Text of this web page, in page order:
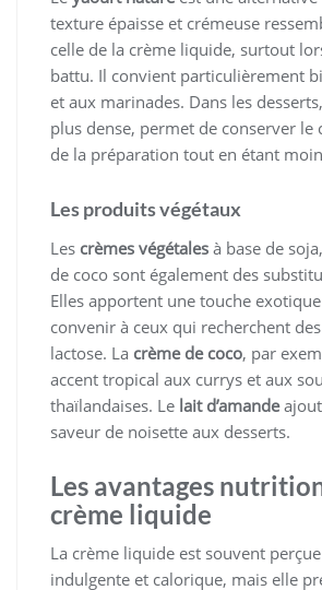
texture épaisse et crémeuse
celle de la crème liquide, surtout
battu. Il convient particulièrement
et aux marinades. Dans les
plus dense, permet de conserver le
de la préparation tout en étant
Les produits végétaux
Les crèmes végétales à base de
de coco sont également des
Elles apportent une touche
convenir à ceux qui recherchent
lactose. La crème de coco, par
accent tropical aux currys et aux
thaïlandaises. Le lait d’amande
saveur de noisette aux desserts.
Les avantages
crème liquide
La crème liquide est souvent
indulgente et calorique, mais elle